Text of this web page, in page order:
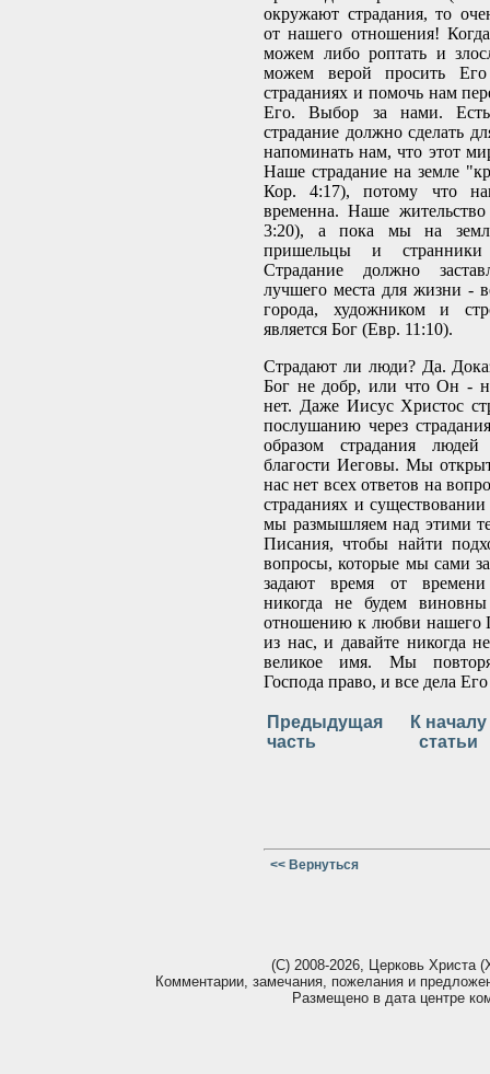
окружают страдания, то
от нашего отношения!
можем либо роптать и
можем верой просить
страданиях и помочь нам
Его. Выбор за нами.
страдание должно сделать
напоминать нам, что этот
Наше страдание на земле
Кор. 4:17), потому что
временна. Наше
3:20), а пока мы на
пришельцы и
Страдание должно
лучшего места для жизни -
города, художником и
является Бог (Евр. 11:10).
Страдают ли люди? Да.
Бог не добр, или что Он -
нет. Даже Иисус Христос
послушанию через
образом страдания людей
благости Иеговы. Мы
нас нет всех ответов на
страданиях и
мы размышляем над этими
Писания, чтобы найти
вопросы, которые мы сами
задают время от времени
никогда не будем
отношению к любви нашего
из нас, и давайте никогда
великое имя. Мы
Господа право, и все дела
Предыдущая
часть
К началу
статьи
<< Вернуться
(С) 2008-2026, Церковь Христа
Комментарии, замечания, пожелания и
Размещено в дата центре